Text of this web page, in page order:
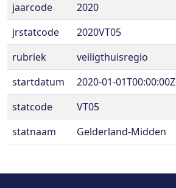
jaarcode
2020
jrstatcode
2020VT05
rubriek
veiligthuisregio
startdatum
2020-01-01T00:00:00Z
statcode
VT05
statnaam
Gelderland-Midden